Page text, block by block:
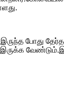
போது
இருக்க